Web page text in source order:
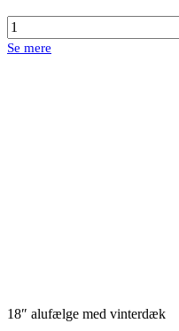
17"
alufælge
med
Se mere
18″ alufælge med vinterdæk